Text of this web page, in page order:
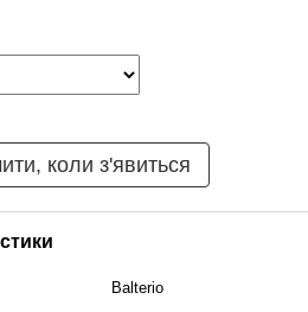
коли з'явиться
Balterio